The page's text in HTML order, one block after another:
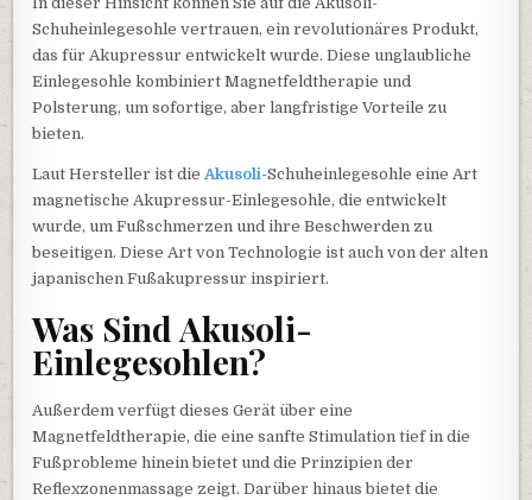
Schuheinlegesohle vertrauen, ein revolutionäres Produkt,
das für Akupressur entwickelt wurde. Diese unglaubliche
Einlegesohle kombiniert Magnetfeldtherapie und
Polsterung, um sofortige, aber langfristige Vorteile zu
bieten.
Laut Hersteller ist die Akusoli-Schuheinlegesohle eine Art
magnetische Akupressur-Einlegesohle, die entwickelt
wurde, um Fußschmerzen und ihre Beschwerden zu
beseitigen. Diese Art von Technologie ist auch von der alten
japanischen Fußakupressur inspiriert.
Was Sind Akusoli-
Einlegesohlen?
Außerdem verfügt dieses Gerät über eine
Magnetfeldtherapie, die eine sanfte Stimulation tief in die
Fußprobleme hinein bietet und die Prinzipien der
Reflexzonenmassage zeigt. Darüber hinaus bietet die